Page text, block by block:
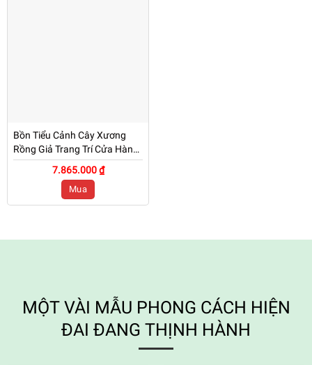
Bồn Tiểu Cảnh Cây Xương
Rồng Giả Trang Trí Cửa Hàng,
Studio, Tiệm Quán, Văn
Phòng, Nhà Cửa – Dài 1m95
– Mã: PN-CG0193
7.865.000 ₫
Mua
MỘT VÀI MẪU PHONG CÁCH HIỆN
ĐAI ĐANG THỊNH HÀNH